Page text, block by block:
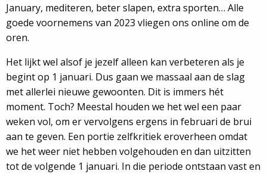
January, mediteren, beter slapen, extra sporten… Alle
goede voornemens van 2023 vliegen ons online om de
oren.
Het lijkt wel alsof je jezelf alleen kan verbeteren als je
begint op 1 januari. Dus gaan we massaal aan de slag
met allerlei nieuwe gewoonten. Dit is immers hét
moment. Toch? Meestal houden we het wel een paar
weken vol, om er vervolgens ergens in februari de brui
aan te geven. Een portie zelfkritiek eroverheen omdat
we het weer niet hebben volgehouden en dan uitzitten
tot de volgende 1 januari. In die periode ontstaan vast en